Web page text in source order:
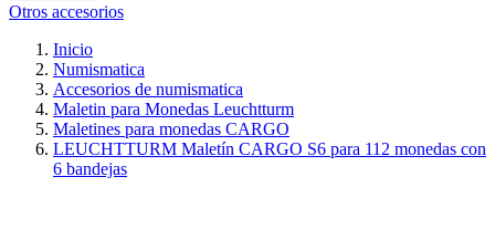
Otros accesorios
Inicio
Numismatica
Accesorios de numismatica
Maletin para Monedas Leuchtturm
Maletines para monedas CARGO
LEUCHTTURM Maletín CARGO S6 para 112 monedas con
6 bandejas